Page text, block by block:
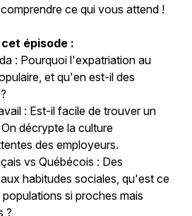
ce qui vous attend !
épisode :
: Pourquoi l'expatriation au
et qu'en est-il des
: Est-il facile de trouver un
décrypte la culture
des employeurs.
vs Québécois : Des
habitudes sociales, qu'est ce
si proches mais
?